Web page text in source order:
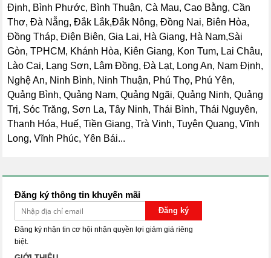
Định, Bình Phước, Bình Thuận, Cà Mau, Cao Bằng, Cần
Thơ, Đà Nẵng, Đắk Lắk,Đắk Nông, Đồng Nai, Biên Hòa,
Đồng Tháp, Điện Biên, Gia Lai, Hà Giang, Hà Nam,Sài
Gòn, TPHCM, Khánh Hòa, Kiên Giang, Kon Tum, Lai Châu,
Lào Cai, Lạng Sơn, Lâm Đồng, Đà Lạt, Long An, Nam Định,
Nghệ An, Ninh Bình, Ninh Thuận, Phú Thọ, Phú Yên,
Quảng Bình, Quảng Nam, Quảng Ngãi, Quảng Ninh, Quảng
Trị, Sóc Trăng, Sơn La, Tây Ninh, Thái Bình, Thái Nguyên,
Thanh Hóa, Huế, Tiền Giang, Trà Vinh, Tuyên Quang, Vĩnh
Long, Vĩnh Phúc, Yên Bái...
Đăng ký thông tin khuyến mãi
Đăng ký
Đăng ký nhận tin cơ hội nhận quyền lợi giảm giá riêng
biệt.